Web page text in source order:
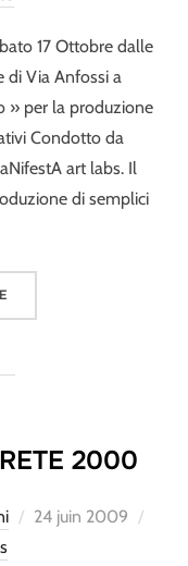
17 Ottobre dalle
di Via Anfossi a
» per la produzione
Condotto da
art labs. Il
di semplici
« SUONIAMO I RIFIUTI »
2000
Publié
24 juin 2009